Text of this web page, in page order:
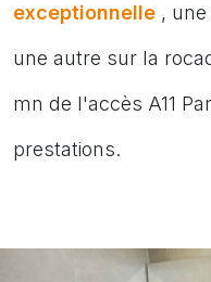
exceptionnelle ,
une autre sur la
mn de l'accès A11
prestations.